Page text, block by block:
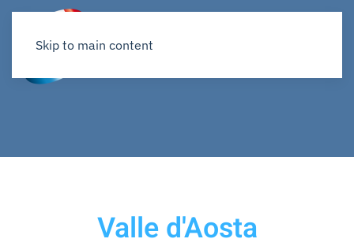
Skip to main content
Valle d'Aosta